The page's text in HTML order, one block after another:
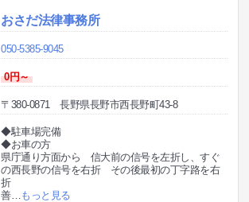
おさだ法律事務所
050-5385-9045
0円～
〒380-0871 長野県長野市西長野町43-8
◆駐車場完備
◆お車の方
県庁通り方面から 信大前の信号を左折し、すぐ
の西長野の信号を右折 その後最初の丁字路を右
折
善… もっと見る